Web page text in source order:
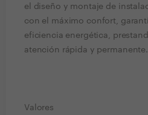
el diseño y montaje de
con el máximo confort,
eficiencia energética,
atención rápida y permanente.
Valores